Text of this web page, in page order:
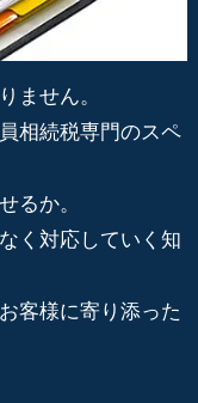
ません。
相続税専門のスペ
るか。
く対応していく知
客様に寄り添った